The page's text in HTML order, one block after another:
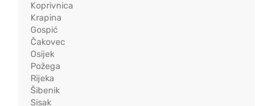
Koprivnica
Krapina
Gospić
Čakovec
Osijek
Požega
Rijeka
Šibenik
Sisak